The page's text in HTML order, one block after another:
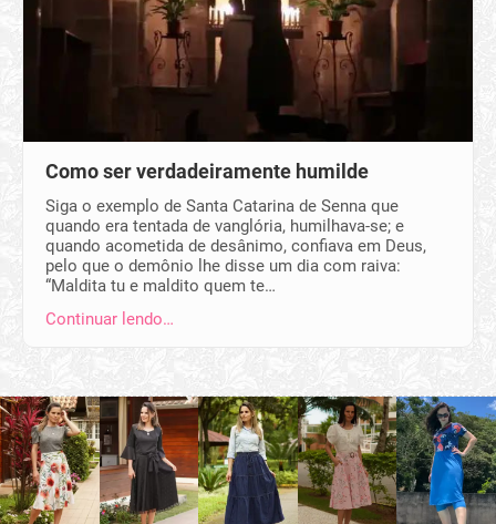
Como ser verdadeiramente humilde
Siga o exemplo de Santa Catarina de Senna que
quando era tentada de vanglória, humilhava-se; e
quando acometida de desânimo, confiava em Deus,
pelo que o demônio lhe disse um dia com raiva:
“Maldita tu e maldito quem te…
Continuar lendo…